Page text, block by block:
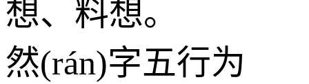
想、料想。
然(rán)字五行为